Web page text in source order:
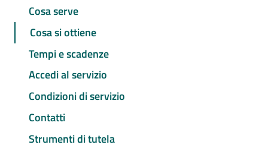
Cosa serve
Cosa si ottiene
Tempi e scadenze
Accedi al servizio
Condizioni di servizio
Contatti
Strumenti di tutela